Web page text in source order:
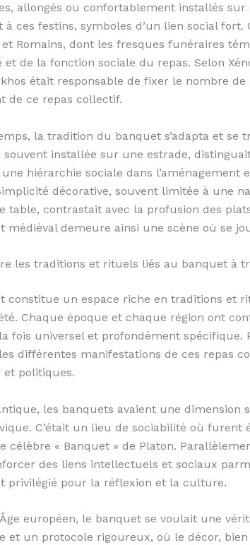
allongés ou confortablement installés
à ces festins, symboles d’un lien social
Romains, dont les fresques funéraires
et de la fonction sociale du repas. Selon
était responsable de fixer le nombre
de ce repas collectif.
la tradition du banquet s’adapta et se
souvent installée sur une estrade,
hiérarchie sociale dans l’aménagement
décorative, souvent limitée à une
table, contrastait avec la profusion des
médiéval demeure ainsi une scène où se
les traditions et rituels liés au banquet à
constitue un espace riche en traditions et
Chaque époque et chaque région ont
fois universel et profondément spécifique.
différentes manifestations de ces repas
et politiques.
les banquets avaient une dimension
C’était un lieu de sociabilité où furent
célèbre « Banquet » de Platon.
des liens intellectuels et sociaux
privilégié pour la réflexion et la culture.
européen, le banquet se voulait une
et un protocole rigoureux, où le décor,